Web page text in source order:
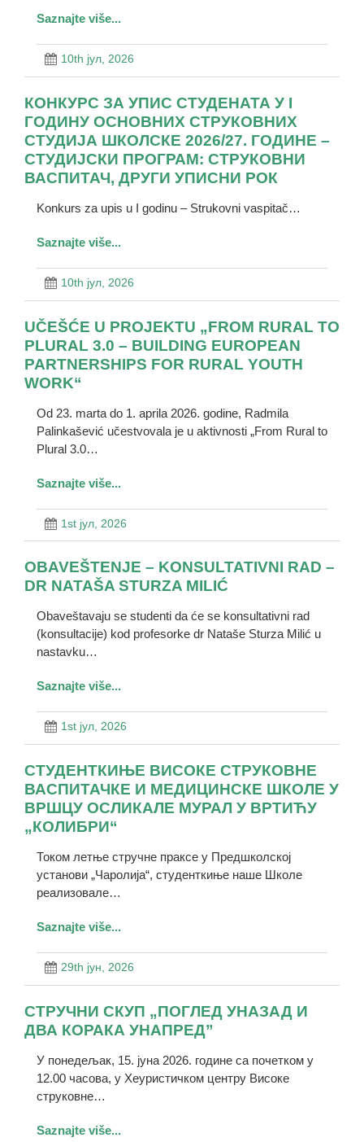
Saznajte više...
10th јул, 2026
КОНКУРС ЗА УПИС СТУДЕНАТА У I
ГОДИНУ ОСНОВНИХ СТРУКОВНИХ
СТУДИЈА ШКОЛСКЕ 2026/27. ГОДИНЕ –
СТУДИЈСКИ ПРОГРАМ: СТРУКОВНИ
ВАСПИТАЧ, ДРУГИ УПИСНИ РОК
Konkurs za upis u I godinu – Strukovni vaspitač…
Saznajte više...
10th јул, 2026
UČEŠĆE U PROJEKTU „FROM RURAL TO
PLURAL 3.0 – BUILDING EUROPEAN
PARTNERSHIPS FOR RURAL YOUTH
WORK“
Od 23. marta do 1. aprila 2026. godine, Radmila
Palinkašević učestvovala je u aktivnosti „From Rural to
Plural 3.0…
Saznajte više...
1st јул, 2026
OBAVEŠTENJE – KONSULTATIVNI RAD –
DR NATAŠA STURZA MILIĆ
Obaveštavaju se studenti da će se konsultativni rad
(konsultacije) kod profesorke dr Nataše Sturza Milić u
nastavku…
Saznajte više...
1st јул, 2026
СТУДЕНТКИЊЕ ВИСОКЕ СТРУКОВНЕ
ВАСПИТАЧКЕ И МЕДИЦИНСКЕ ШКОЛЕ У
ВРШЦУ ОСЛИКАЛЕ МУРАЛ У ВРТИЋУ
„КОЛИБРИ“
Током летње стручне праксе у Предшколској
установи „Чаролија“, студенткиње наше Школе
реализовале…
Saznajte više...
29th јун, 2026
СТРУЧНИ СКУП „ПОГЛЕД УНАЗАД И
ДВА КОРАКА УНАПРЕД”
У понедељак, 15. јуна 2026. године са почетком у
12.00 часова, у Хеуристичком центру Високе
струковне…
Saznajte više...